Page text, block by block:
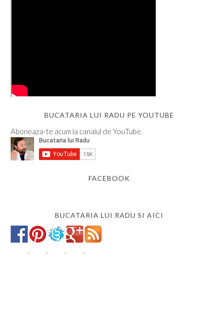
BUCATARIA LUI RADU PE YOUTUBE
Aboneaza-te acum la canalul de YouTube.
FACEBOOK
BUCATARIA LUI RADU SI AICI